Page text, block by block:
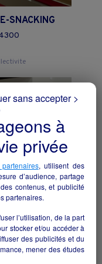
SNACKING
à
privée
, utilisent des
d’audience, partage
contenus, et publicité
partenaires.
l’utilisation, de la part
stocker et/ou accéder à
des publicités et du
mener des études
sans accepter >